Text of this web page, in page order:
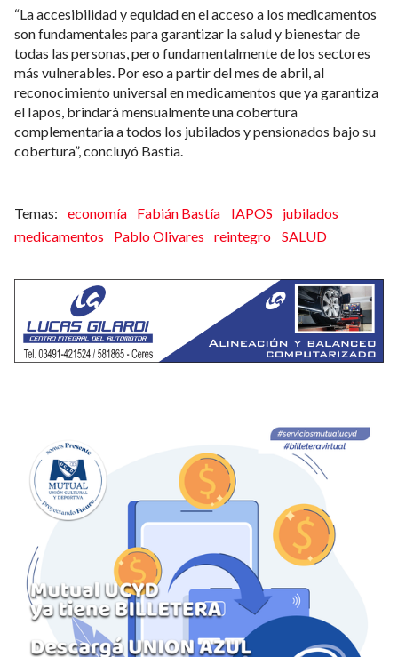
“La accesibilidad y equidad en el acceso a los medicamentos
son fundamentales para garantizar la salud y bienestar de
todas las personas, pero fundamentalmente de los sectores
más vulnerables. Por eso a partir del mes de abril, al
reconocimiento universal en medicamentos que ya garantiza
el Iapos, brindará mensualmente una cobertura
complementaria a todos los jubilados y pensionados bajo su
cobertura”, concluyó Bastia.
economía Fabián Bastía IAPOS
jubilados
medicamentos
Pablo Olivares reintegro SALUD